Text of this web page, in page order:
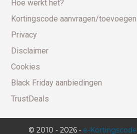
Hoe werkt het?
Kortingscode aanvragen/toevoegen
Privacy
Disclaimer
Cookies
Black Friday aanbiedingen
TrustDeals
© 2010 - 2026 • e-Kortingscode